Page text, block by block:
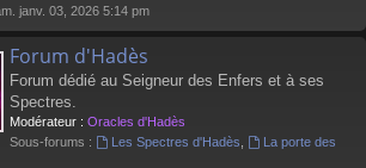
janv. 03, 2026 5:14 pm
Forum d'Hadès
Forum dédié au Seigneur des Enfers et à ses
Spectres.
Modérateur : Oracles d'Hadès
Sous-forums :
Les Spectres d'Hadès
La porte des